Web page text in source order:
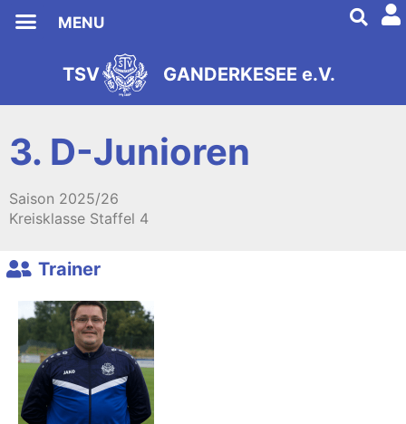
MENU
TSV
seit1892
GANDERKESEE e.V.
3. D-Junioren
Saison 2025/26
Kreisklasse Staffel 4
Trainer